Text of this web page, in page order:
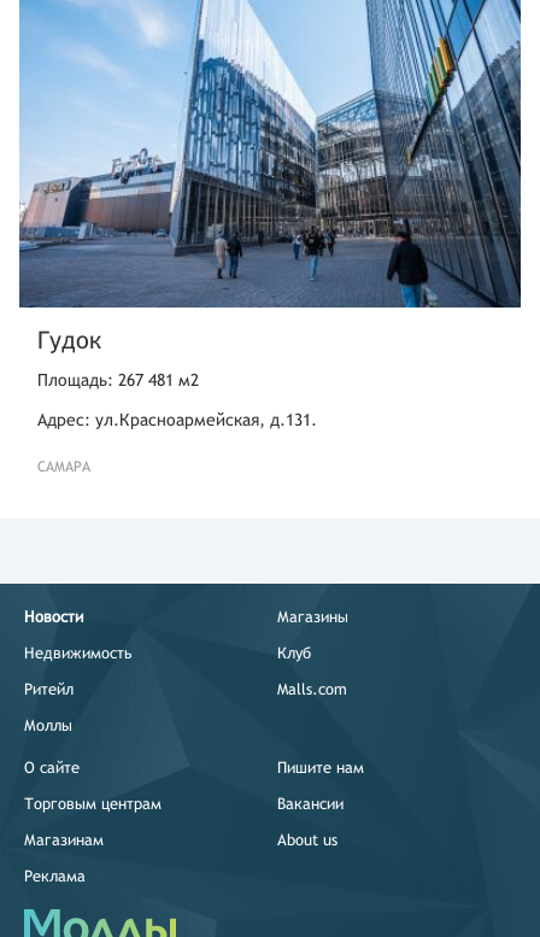
Гудок
Площадь: 267 481 м2
Адрес: ул.Красноармейская, д.131.
САМАРА
Новости
Недвижимость
Ритейл
Моллы
Магазины
Клуб
Malls.com
О сайте
Торговым центрам
Магазинам
Реклама
Пишите нам
Вакансии
About us